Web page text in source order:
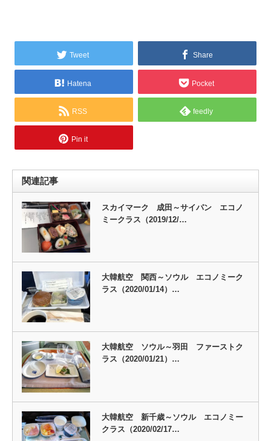
Tweet Share
Hatena Pocket
RSS feedly
Pin it
関連記事
スカイマーク 成田～サイパン エコノ
ミークラス（2019/12/…
大韓航空 関西～ソウル エコノミーク
ラス（2020/01/14）…
大韓航空 ソウル～羽田 ファーストク
ラス（2020/01/21）…
大韓航空 新千歳～ソウル エコノミー
クラス（2020/02/17…